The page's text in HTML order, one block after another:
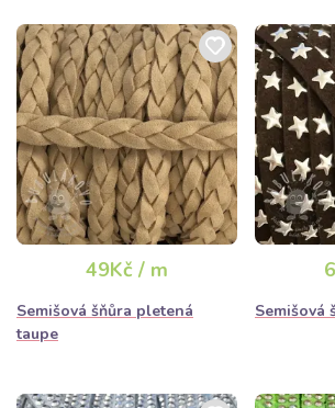
49Kč / m
Semišová šňůra pletená
taupe
Semišová